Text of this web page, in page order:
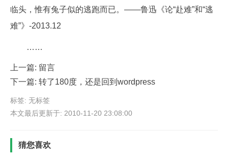
临头，惟有兔子似的逃跑而已。——鲁迅《论“赴难”和“逃
难”》-2013.12
……
上一篇: 留言
下一篇: 转了180度，还是回到wordpress
标签: 无标签
本文最后更新于: 2010-11-20 23:08:00
猜您喜欢